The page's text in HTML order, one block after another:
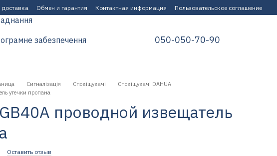
Обмен и гарантия Контактная информация Пользовательское соглашение
забезпечення
050-050-70-90
Сигналізація Сповіщувачі
Сповіщувачі DAHUA
утечки пропана
проводной извещатель
Оставить отзыв